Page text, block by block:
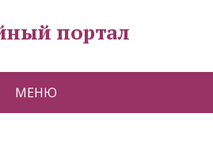
портал
МЕНЮ